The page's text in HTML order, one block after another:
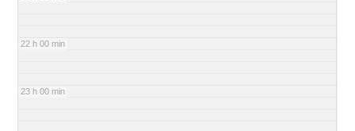
22 h 00 min
23 h 00 min